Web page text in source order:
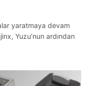
yaratmaya devam
Yuzu’nun ardından